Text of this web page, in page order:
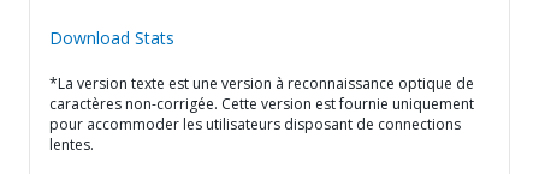
Download Stats
*La version texte est une version à reconnaissance optique de
caractères non-corrigée. Cette version est fournie uniquement
pour accommoder les utilisateurs disposant de connections
lentes.